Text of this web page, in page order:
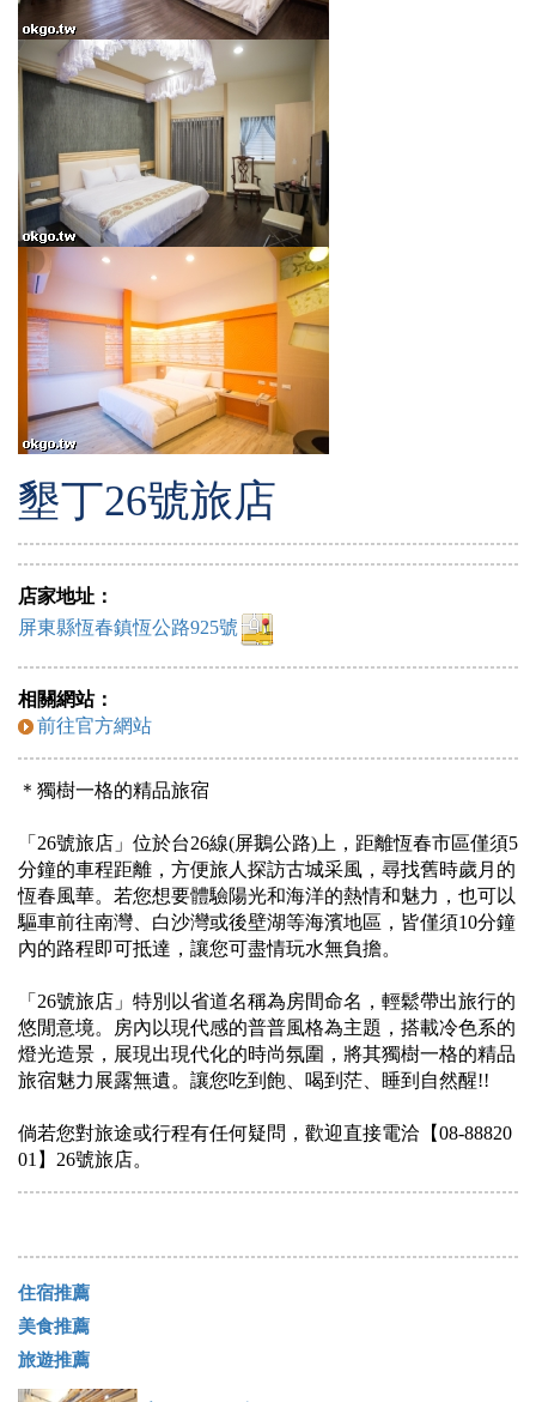
墾丁26號旅店
店家地址：
屏東縣恆春鎮恆公路925號
相關網站：
前往官方網站
＊獨樹一格的精品旅宿
「26號旅店」位於台26線(屏鵝公路)上，距離恆春市區僅須5
分鐘的車程距離，方便旅人探訪古城采風，尋找舊時歲月的
恆春風華。若您想要體驗陽光和海洋的熱情和魅力，也可以
驅車前往南灣、白沙灣或後壁湖等海濱地區，皆僅須10分鐘
內的路程即可抵達，讓您可盡情玩水無負擔。
「26號旅店」特別以省道名稱為房間命名，輕鬆帶出旅行的
悠閒意境。房內以現代感的普普風格為主題，搭載冷色系的
燈光造景，展現出現代化的時尚氛圍，將其獨樹一格的精品
旅宿魅力展露無遺。讓您吃到飽、喝到茫、睡到自然醒!!
倘若您對旅途或行程有任何疑問，歡迎直接電洽【08-88820
01】26號旅店。
住宿推薦
美食推薦
旅遊推薦